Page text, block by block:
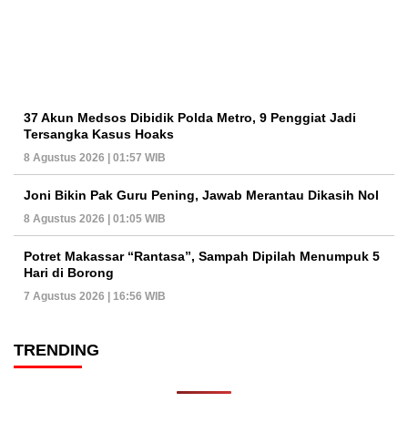
37 Akun Medsos Dibidik Polda Metro, 9 Penggiat Jadi
Tersangka Kasus Hoaks
8 Agustus 2026 | 01:57 WIB
Joni Bikin Pak Guru Pening, Jawab Merantau Dikasih Nol
8 Agustus 2026 | 01:05 WIB
Potret Makassar “Rantasa”, Sampah Dipilah Menumpuk 5
Hari di Borong
7 Agustus 2026 | 16:56 WIB
TRENDING